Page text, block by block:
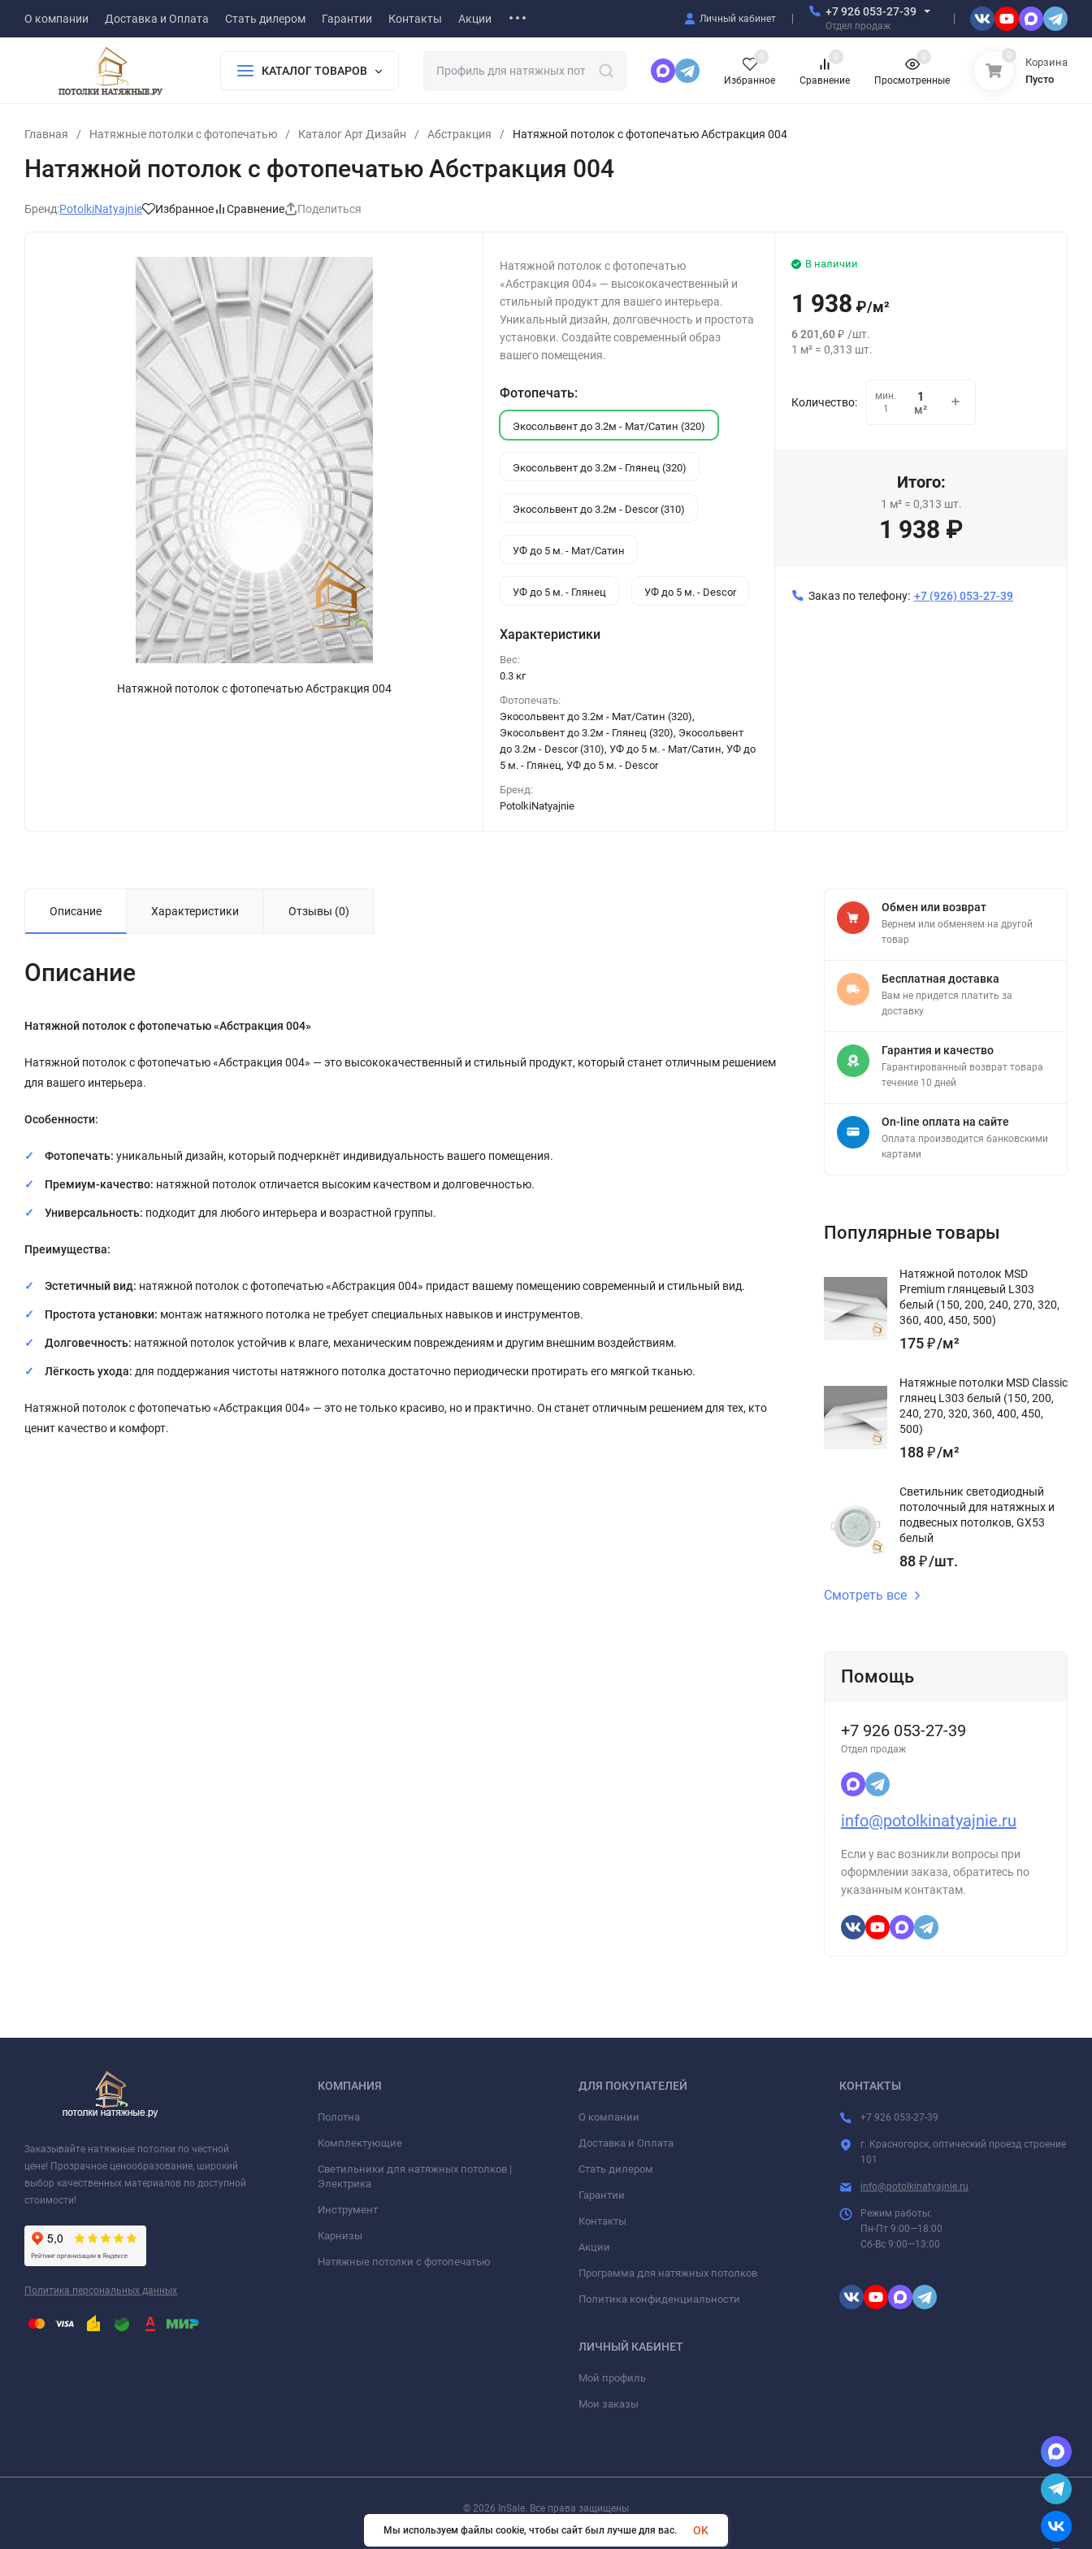
О компании Доставка и Оплата Стать дилером Гарантии Контакты Акции Личный кабинет
+7 926 053-27-39
Отдел продаж
КАТАЛОГ ТОВАРОВ
Избранное
0
Сравнение
0
Просмотренные
0 0
Корзина
Пусто
Главная / Натяжные потолки с фотопечатью / Каталог Арт Дизайн / Абстракция / Натяжной потолок с фотопечатью Абстракция 004
Натяжной потолок с фотопечатью Абстракция 004
Бренд:PotolkiNatyajnie Избранное Сравнение Поделиться
Натяжной потолок с фотопечатью Абстракция 004
Натяжной потолок с фотопечатью
«Абстракция 004» — высококачественный и
стильный продукт для вашего интерьера.
Уникальный дизайн, долговечность и простота
установки. Создайте современный образ
вашего помещения.
Фотопечать:
Экосольвент до 3.2м - Мат/Сатин (320)
Экосольвент до 3.2м - Глянец (320)
Экосольвент до 3.2м - Descor (310)
УФ до 5 м. - Мат/Сатин
УФ до 5 м. - Глянец УФ до 5 м. - Descor
Характеристики
Вес:
0.3 кг
Фотопечать:
Экосольвент до 3.2м - Мат/Сатин (320),
Экосольвент до 3.2м - Глянец (320), Экосольвент
до 3.2м - Descor (310), УФ до 5 м. - Мат/Сатин, УФ до
5 м. - Глянец, УФ до 5 м. - Descor
Бренд:
PotolkiNatyajnie
В наличии
1 938 ₽/м²
6 201,60₽ /шт.
1 м² =0,313 шт.
Количество:
мин.
1
м²
Итого:
1 м²= 0,313 шт.
1 938 ₽
Заказ по телефону: +7 (926) 053-27-39
Описание Характеристики Отзывы (0)
Описание
Натяжной потолок с фотопечатью «Абстракция 004»
Натяжной потолок с фотопечатью «Абстракция 004» — это высококачественный и стильный продукт, который станет отличным решением
для вашего интерьера.
Особенности:
Фотопечать: уникальный дизайн, который подчеркнёт индивидуальность вашего помещения.
Премиум-качество: натяжной потолок отличается высоким качеством и долговечностью.
Универсальность: подходит для любого интерьера и возрастной группы.
Преимущества:
Эстетичный вид: натяжной потолок с фотопечатью «Абстракция 004» придаст вашему помещению современный и стильный вид.
Простота установки: монтаж натяжного потолка не требует специальных навыков и инструментов.
Долговечность: натяжной потолок устойчив к влаге, механическим повреждениям и другим внешним воздействиям.
Лёгкость ухода: для поддержания чистоты натяжного потолка достаточно периодически протирать его мягкой тканью.
Натяжной потолок с фотопечатью «Абстракция 004» — это не только красиво, но и практично. Он станет отличным решением для тех, кто
ценит качество и комфорт.
Обмен или возврат
Вернем или обменяем на другой
товар
Бесплатная доставка
Вам не придется платить за
доставку
Гарантия и качество
Гарантированный возврат товара
течение 10 дней
On-line оплата на сайте
Оплата производится банковскими
картами
Популярные товары
Натяжной потолок MSD
Premium глянцевый L303
белый (150, 200, 240, 270, 320,
360, 400, 450, 500)
175₽/м²
Натяжные потолки MSD Classic
глянец L303 белый (150, 200,
240, 270, 320, 360, 400, 450,
500)
188₽/м²
Светильник светодиодный
потолочный для натяжных и
подвесных потолков, GX53
белый
88₽/шт.
Смотреть все
Помощь
+7 926 053-27-39
Отдел продаж
info@potolkinatyajnie.ru
Если у вас возникли вопросы при
оформлении заказа, обратитесь по
указанным контактам.
Заказывайте натяжные потолки по честной
цене! Прозрачное ценообразование, широкий
выбор качественных материалов по доступной
стоимости!
Политика персональных данных
КОМПАНИЯ
Полотна
Комплектующие
Светильники для натяжных потолков |
Электрика
Инструмент
Карнизы
Натяжные потолки с фотопечатью
ДЛЯ ПОКУПАТЕЛЕЙ
О компании
Доставка и Оплата
Стать дилером
Гарантии
Контакты
Акции
Программа для натяжных потолков
Политика конфиденциальности
ЛИЧНЫЙ КАБИНЕТ
Мой профиль
Мои заказы
КОНТАКТЫ
+7 926 053-27-39
г. Красногорск, оптический проезд строение
101
info@potolkinatyajnie.ru
Режим работы:
Пн-Пт 9:00—18:00
Сб-Вс 9:00—13:00
© 2026 InSale. Все права защищены
Мы используем файлы cookie, чтобы сайт был лучше для вас.
OK